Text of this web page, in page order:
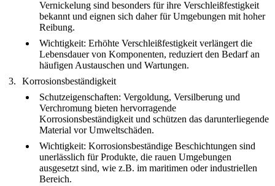
Vernickelung sind besonders für ihre Verschleißfestigkeit
bekannt und eignen sich daher für Umgebungen mit hoher
Reibung.
Wichtigkeit: Erhöhte Verschleißfestigkeit verlängert die
Lebensdauer von Komponenten, reduziert den Bedarf an
häufigen Austauschen und Wartungen.
Korrosionsbeständigkeit
Schutzeigenschaften: Vergoldung, Versilberung und
Verchromung bieten hervorragende
Korrosionsbeständigkeit und schützen das darunterliegende
Material vor Umweltschäden.
Wichtigkeit: Korrosionsbeständige Beschichtungen sind
unerlässlich für Produkte, die rauen Umgebungen
ausgesetzt sind, wie z.B. im maritimen oder industriellen
Bereich.